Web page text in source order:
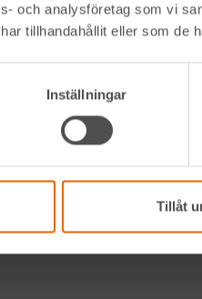
och analysföretag som vi
tillhandahållit eller som de
Inställningar
Tillåt
när det gäller specifikationer.
där
Alltid nära
Facebook